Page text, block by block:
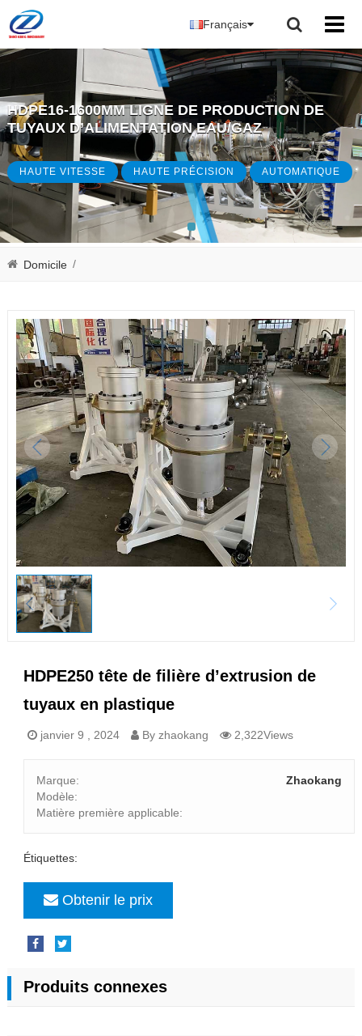
Français
HDPE16-1600MM LIGNE DE PRODUCTION DE
TUYAUX D’ALIMENTATION EAU/GAZ
HAUTE VITESSE HAUTE PRÉCISION AUTOMATIQUE
Domicile /
HDPE250 tête de filière d’extrusion de
tuyaux en plastique
janvier 9 , 2024 By zhaokang 2,322Views
Marque:
Zhaokang
Modèle:
Matière première applicable:
Étiquettes:
Obtenir le prix
Produits connexes